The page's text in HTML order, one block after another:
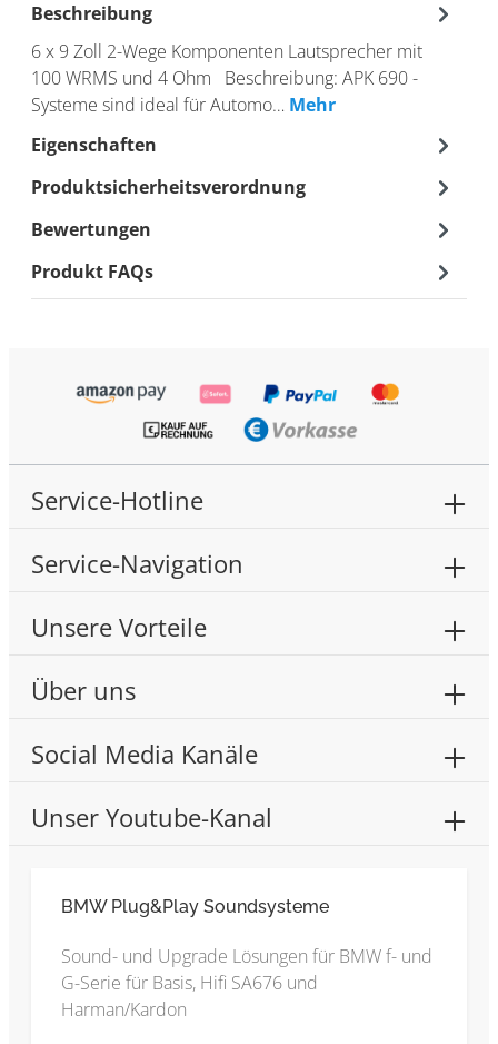
Beschreibung
6 x 9 Zoll 2-Wege Komponenten Lautsprecher mit
100 WRMS und 4 Ohm Beschreibung: APK 690 -
Systeme sind ideal für Automo… Mehr
Eigenschaften
Produktsicherheitsverordnung
Bewertungen
Produkt FAQs
Service-Hotline
Service-Navigation
Unsere Vorteile
Über uns
Social Media Kanäle
Unser Youtube-Kanal
BMW Plug&Play Soundsysteme
Sound- und Upgrade Lösungen für BMW f- und
G-Serie für Basis, Hifi SA676 und
Harman/Kardon